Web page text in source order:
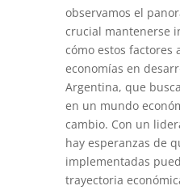
observamos el
crucial mantenerse
cómo estos factores
economías en
Argentina, que
en un mundo
cambio. Con un
hay esperanzas de
implementadas
trayectoria